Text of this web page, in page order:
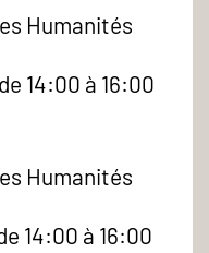
Humanités
14:00 à 16:00
Humanités
14:00 à 16:00